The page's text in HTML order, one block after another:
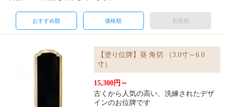
おすすめ順 価格順 新着順
【塗り位牌】葵 角切 （3.0寸～6.0
寸）
15,300円～
古くから人気の高い、洗練されたデザ
インのお位牌です